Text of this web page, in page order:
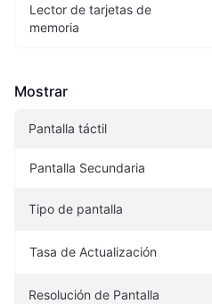
Lector de tarjetas de
memoria
Mostrar
Pantalla táctil
Pantalla Secundaria
Tipo de pantalla
Tasa de Actualización
Resolución de Pantalla